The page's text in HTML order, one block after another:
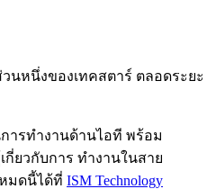
หนึ่งของเทคสตาร์ ตลอดระยะ
ารทำงานด้านไอที พร้อม
กี่ยวกับการ ทำงานในสาย
มดนี้ได้ที่ ISM Technology